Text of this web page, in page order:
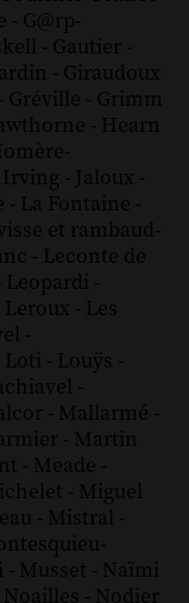
- G@rp-
- Gautier -
- Giraudoux
- Gréville - Grimm
- Hearn
-
Irving - Jaloux -
- La Fontaine -
et rambaud-
- Leconte de
Leopardi -
Leroux - Les
-
Loti - Louÿs -
-
- Mallarmé -
- Martin
- Meade -
- Miguel
- Mistral -
-
- Musset - Naïmi
Noailles - Nodier